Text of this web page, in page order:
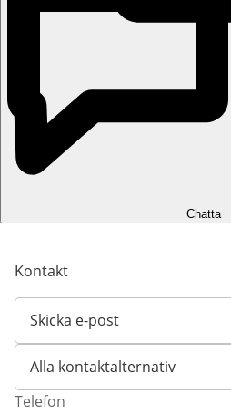
Chatta
Kontakt
Skicka e-post
Öppnar e-postklient
Alla kontaktalternativ
Telefon